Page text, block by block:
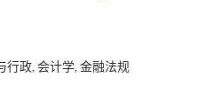
行政, 会计学, 金融法规